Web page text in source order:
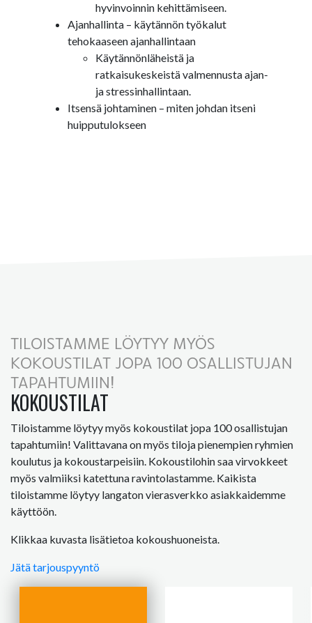
hyvinvoinnin kehittämiseen.
Ajanhallinta – käytännön työkalut
tehokaaseen ajanhallintaan
Käytännönläheistä ja
ratkaisukeskeistä valmennusta ajan-
ja stressinhallintaan.
Itsensä johtaminen – miten johdan itseni
huipputulokseen
TILOISTAMME LÖYTYY MYÖS
KOKOUSTILAT JOPA 100 OSALLISTUJAN
TAPAHTUMIIN!
KOKOUSTILAT
Tiloistamme löytyy myös kokoustilat jopa 100 osallistujan
tapahtumiin! Valittavana on myös tiloja pienempien ryhmien
koulutus ja kokoustarpeisiin. Kokoustilohin saa virvokkeet
myös valmiiksi katettuna ravintolastamme. Kaikista
tiloistamme löytyy langaton vierasverkko asiakkaidemme
käyttöön.
Klikkaa kuvasta lisätietoa kokoushuoneista.
Jätä tarjouspyyntö